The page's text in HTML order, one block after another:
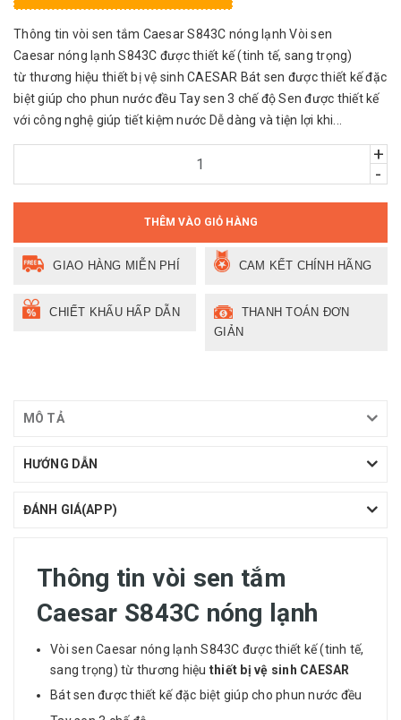
Thông tin vòi sen tắm Caesar S843C nóng lạnh Vòi sen
Caesar nóng lạnh S843C được thiết kế (tinh tế, sang trọng)
từ thương hiệu thiết bị vệ sinh CAESAR Bát sen được thiết kế đặc
biệt giúp cho phun nước đều Tay sen 3 chế độ Sen được thiết kế
với công nghệ giúp tiết kiệm nước Dễ dàng và tiện lợi khi...
+
-
THÊM VÀO GIỎ HÀNG
GIAO HÀNG MIỄN PHÍ CAM KẾT CHÍNH HÃNG
CHIẾT KHẤU HẤP DẪN
THANH TOÁN ĐƠN
GIẢN
MÔ TẢ
HƯỚNG DẪN
ĐÁNH GIÁ(APP)
Thông tin vòi sen tắm
Caesar S843C nóng lạnh
Vòi sen Caesar nóng lạnh S843C được thiết kế (tinh tế,
sang trọng) từ thương hiệu thiết bị vệ sinh CAESAR
Bát sen được thiết kế đặc biệt giúp cho phun nước đều